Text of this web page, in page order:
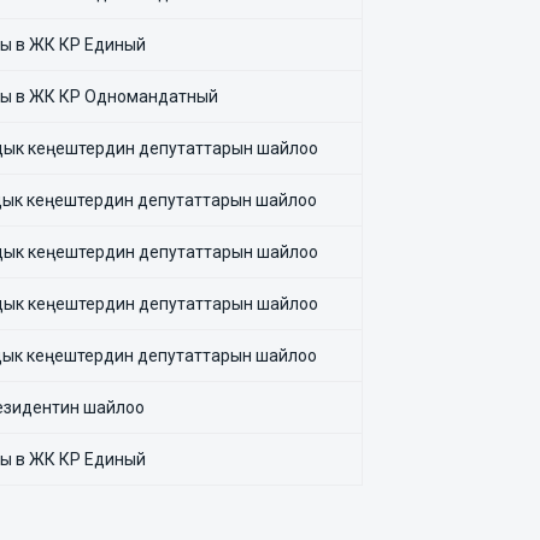
в ЖК КР Единый
в ЖК КР Одномандатный
кеңештердин депутаттарын шайлоо
кеңештердин депутаттарын шайлоо
кеңештердин депутаттарын шайлоо
кеңештердин депутаттарын шайлоо
кеңештердин депутаттарын шайлоо
шайлоо
в ЖК КР Единый